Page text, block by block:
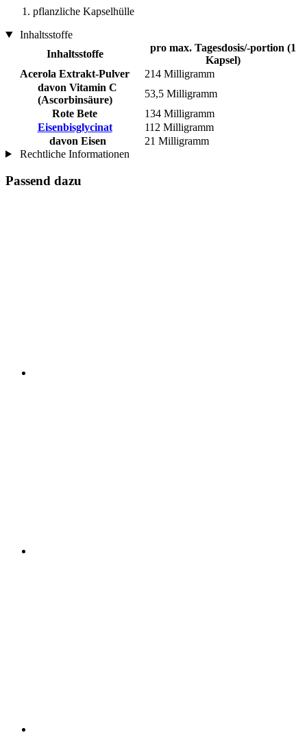
pflanzliche Kapselhülle
Inhaltsstoffe
Inhaltsstoffe
pro max. Tagesdosis/-portion (1
Kapsel)
Acerola Extrakt-Pulver
214 Milligramm
davon Vitamin C
(Ascorbinsäure)
53,5 Milligramm
Rote Bete
134 Milligramm
Eisenbisglycinat
112 Milligramm
davon Eisen
21 Milligramm
Rechtliche Informationen
Passend dazu